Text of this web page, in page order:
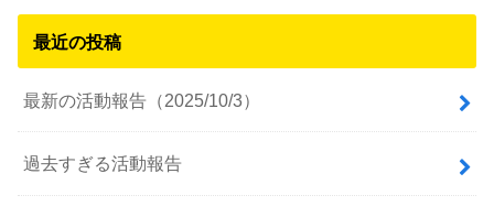
最近の投稿
最新の活動報告（2025/10/3）
過去すぎる活動報告